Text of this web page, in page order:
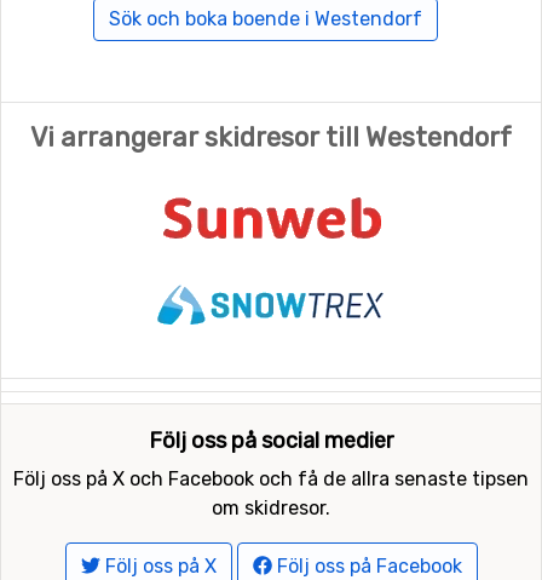
Sök och boka boende i Westendorf
Vi arrangerar skidresor till Westendorf
Följ oss på social medier
Följ oss på X och Facebook och få de allra senaste tipsen
om skidresor.
Följ oss på X Följ oss på Facebook